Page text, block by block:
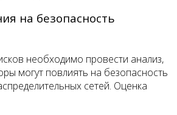
на безопасность
необходимо провести анализ,
могут повлиять на безопасность
сетей. Оценка